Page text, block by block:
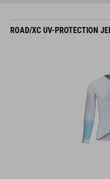
ROAD/XC UV-PROTECTION